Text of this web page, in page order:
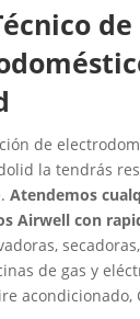
de
la tendrás
Atendemos
Airwell con
de gas y
acondicionado,